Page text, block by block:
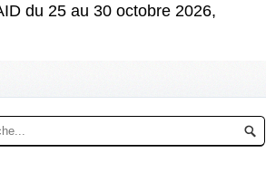
du 25 au 30 octobre 2026,